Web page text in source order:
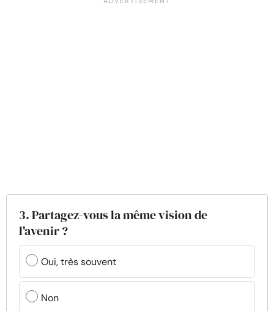
3. Partagez-vous la même vision de
l'avenir ?
Oui, très souvent
Non